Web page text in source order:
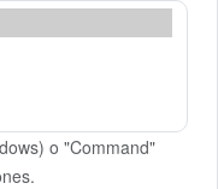
o "Command"